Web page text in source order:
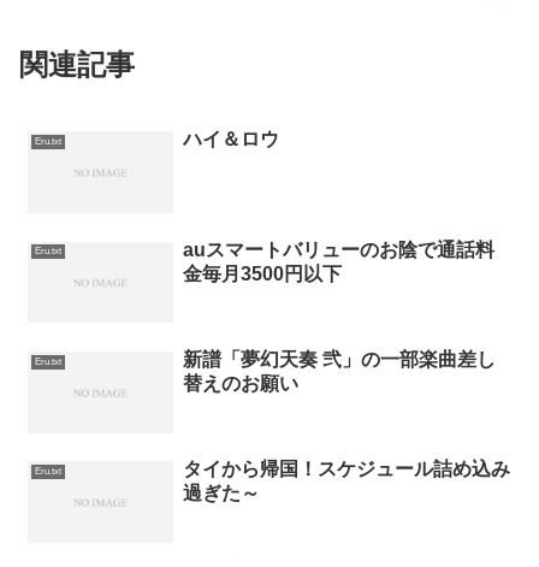
関連記事
Eru.txt ハイ＆ロウ
Eru.txt
auスマートバリューのお陰で通話料
金毎月3500円以下
Eru.txt
新譜「夢幻天奏 弐」の一部楽曲差し
替えのお願い
Eru.txt
タイから帰国！スケジュール詰め込み
過ぎた～